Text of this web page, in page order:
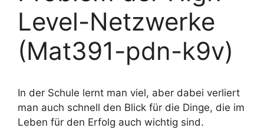
Level-Netzwerke
(Mat391-pdn-k9v)
In der Schule lernt man viel, aber dabei verliert
man auch schnell den Blick für die Dinge, die im
Leben für den Erfolg auch wichtig sind.